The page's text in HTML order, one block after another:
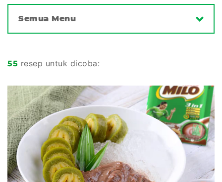
Semua Menu
55 resep untuk dicoba: